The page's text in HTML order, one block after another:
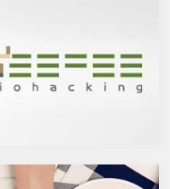
ない植物化合物であるケルセチ
ンは、ブドウやリンゴなどの果
物や、ブロッコリやトマト、タ
マネギなどの野菜、お蕎麦にも
免疫力を向上させる亜鉛の吸収
を助けるケルセチン